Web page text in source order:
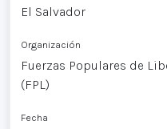
El Salvador
Organización
Fuerzas Populares de
(FPL)
Fecha